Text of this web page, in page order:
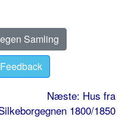
Samling
Feedback
Næste: Hus fra
1800/1850